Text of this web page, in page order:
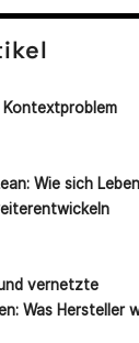
Kontextproblem
Wie sich
vernetzte
Was Hersteller